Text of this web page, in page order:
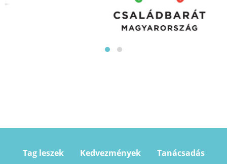
Tag leszek Kedvezmények
Tanácsadás